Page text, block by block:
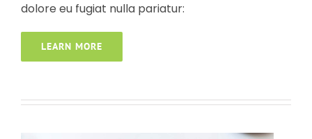
dolore eu fugiat nulla pariatur:
LEARN MORE